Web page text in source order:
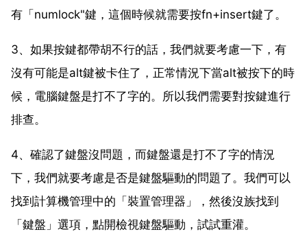
有「numlock"鍵，這個時候就需要按fn+insert鍵了。
3、如果按鍵都帶胡不行的話，我們就要考慮一下，有
沒有可能是alt鍵被卡住了，正常情況下當alt被按下的時
候，電腦鍵盤是打不了字的。所以我們需要對按鍵進行
排查。
4、確認了鍵盤沒問題，而鍵盤還是打不了字的情況
下，我們就要考慮是否是鍵盤驅動的問題了。我們可以
找到計算機管理中的「裝置管理器」，然後沒族找到
「鍵盤」選項，點開檢視鍵盤驅動，試試重灌。